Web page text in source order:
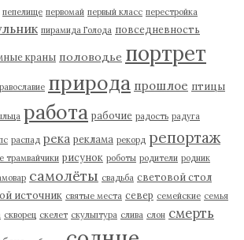
пепелище первомай первый класс перестройка
пирамида Голода повседневность
краны половодье портрет
природа прошлое птицы
работа рабочие радость радуга
распад река реклама рекорд репортаж
трамвайчики рисунок роботы родители родник
самолёты свадьба световой стол
источник святые места север семейские семья
скворец скелет скульптура слива слон смерть